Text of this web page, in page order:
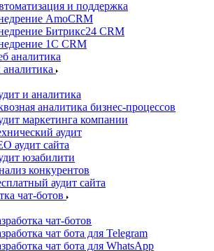
и поддержка
AmoCRM
Битрикс24 CRM
1C CRM
аналитика
и аналитика
аналитика бизнес-процессов
маркетинга компании
аудит
аудит сайта
юзабилити
конкурентов
аудит сайта
чат-ботов
чат-ботов
чат бота для Telegram
чат бота для WhatsApp